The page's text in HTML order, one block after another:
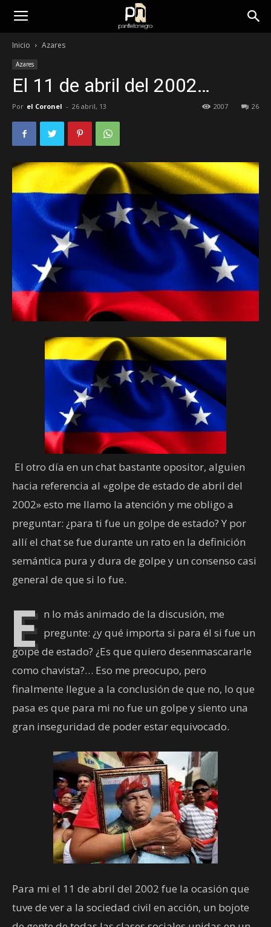
panfletonegro
Inicio Azares
Azares
El 11 de abril del 2002…
Por el Coronel - 26 abril, 13 26
2007
El otro día en un chat bastante opositor, alguien
hacia referencia al «golpe de estado de abril del
2002» esto me llamo la atención y me obligo a
preguntar: ¿para ti fue un golpe de estado? Y por
allí el chat se fue durante un rato en la definición
semántica pura y dura de golpe y un consenso casi
general de que si lo fue.
E n lo más animado de la discusión, me
pregunte: ¿y qué importa si para él si fue un
golpe de estado? ¿Es que quiero desenmascararle
como chavista?… Eso me preocupo, pero
finalmente llegue a la conclusión de que no, lo que
pasa es que para mi no fue un golpe y siento una
gran inseguridad de poder estar equivocado.
Para mi el 11 de abril del 2002 fue la ocasión que
tuve de ver a la sociedad civil en acción, un bojote